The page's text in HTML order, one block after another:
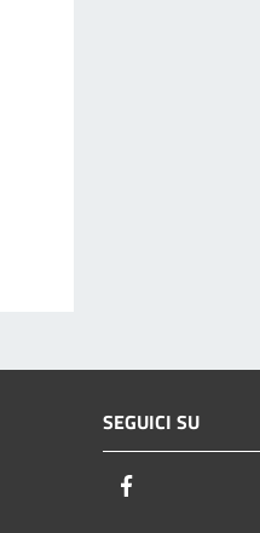
SEGUICI SU